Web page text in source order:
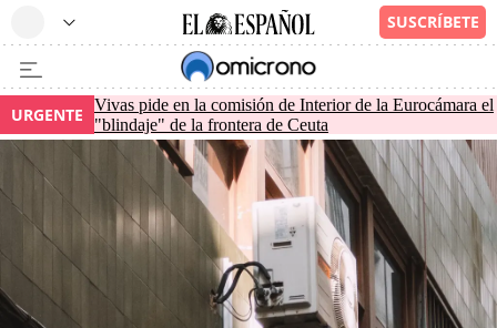
URGENTE
Vivas pide en la comisión de Interior de la Eurocámara el
"blindaje" de la frontera de Ceuta